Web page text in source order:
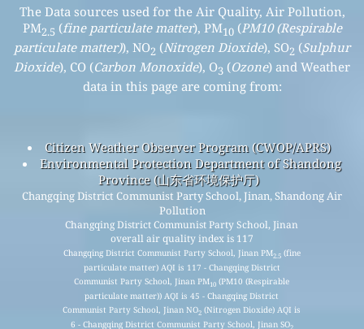
The Data sources used for the Air Quality, Air Pollution,
PM2.5 (fine particulate matter), PM10(PM10 (Respirable
particulate matter)), NO2 (Nitrogen Dioxide), SO2 (Sulphur
Dioxide), CO (Carbon Monoxide), O3 (Ozone) and Weather
data in this page are coming from:
Citizen Weather Observer Program (CWOP/APRS)
Environmental Protection Department of Shandong
Province (山东省环境保护厅)
Changqing District Communist Party School, Jinan, Shandong Air
Pollution
Changqing District Communist Party School, Jinan
overall air quality index is 117
Changqing District Communist Party School, Jinan PM2.5(fine
particulate matter) AQI is 117 - Changqing District
Communist Party School, Jinan PM10 (PM10 (Respirable
particulate matter)) AQI is 45 - Changqing District
Communist Party School, Jinan NO2 (Nitrogen Dioxide) AQI is
6 - Changqing District Communist Party School, Jinan SO2